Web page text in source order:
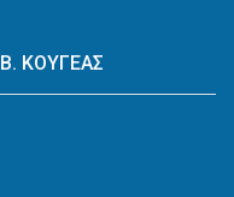
ΚΟΥΓΕΑΣ